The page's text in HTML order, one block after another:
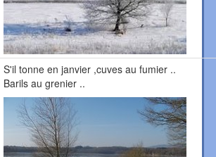
S'il tonne en janvier ,cuves au fumier ..
Barils au grenier ..